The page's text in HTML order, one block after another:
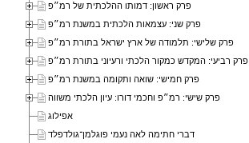
פרק ראשון: דמותו ההלכתית של רמ״פ
פרק שני: עצמאות הלכתית במשנת רמ״פ
פרק שלישי: תלמודה של ארץ ישראל בתורת רמ״פ
פרק רביעי: המקדש כמקור הלכתי ורעיוני בתורת רמ״פ
פרק חמישי: שואה ותקומה במשנת רמ״פ
פרק שישי: רמ״פ וחכמי דורו: עיון הלכתי משווה
אפילוג
דברי חתימה לאה נעמי פוגלמן־גולדפלד